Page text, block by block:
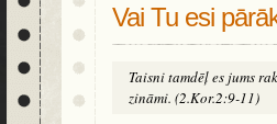
Vai Tu esi
Taisni tamdēļ es jums
zināmi. (2.Kor.2:9-11)